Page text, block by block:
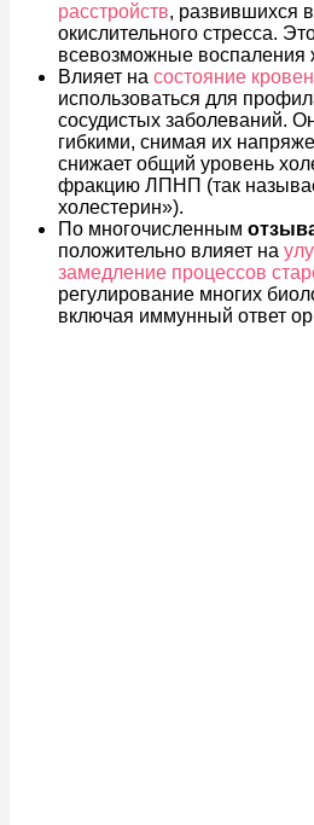
расстройств, развившихся
окислительного стресса.
всевозможные воспаления
Влияет на состояние
использоваться для
сосудистых заболеваний.
гибкими, снимая их
снижает общий уровень
фракцию ЛПНП (так
холестерин»).
По многочисленным
положительно влияет на
замедление процессов
регулирование многих
включая иммунный ответ